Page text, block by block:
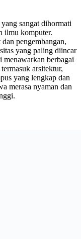
sangat dihormati
ilmu komputer.
pengembangan,
yang paling diincar
menawarkan berbagai
arsitektur,
yang lengkap dan
merasa nyaman dan